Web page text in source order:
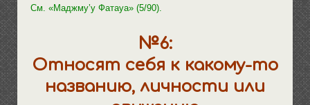
См. «Маджму’у Фатауа» (5/90).
№6:
Относят себя к какому-то
названию, личности или